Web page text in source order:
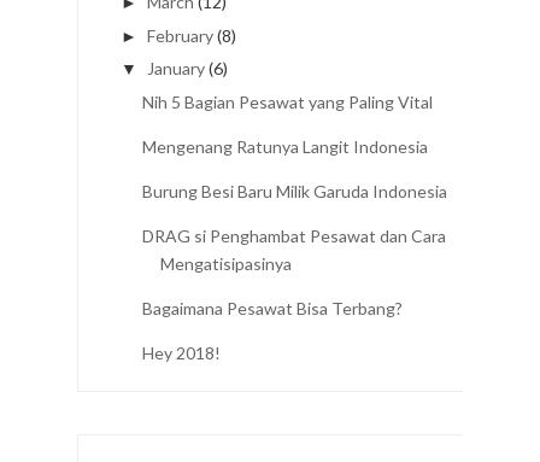
► February(8)
▼ January(6)
Nih 5 Bagian Pesawat yang Paling Vital
Mengenang Ratunya Langit Indonesia
Burung Besi Baru Milik Garuda Indonesia
DRAG si Penghambat Pesawat dan Cara
Mengatisipasinya
Bagaimana Pesawat Bisa Terbang?
Hey 2018!